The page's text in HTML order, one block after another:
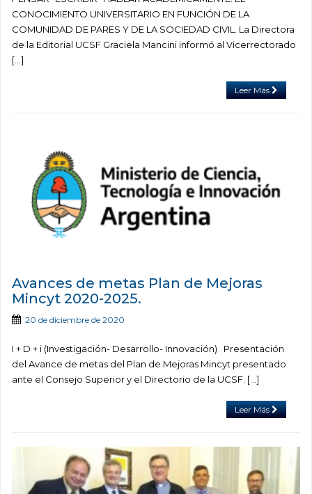
CONOCIMIENTO UNIVERSITARIO EN FUNCIÓN DE LA
COMUNIDAD DE PARES Y DE LA SOCIEDAD CIVIL. La Directora
de la Editorial UCSF Graciela Mancini informó al Vicerrectorado
[…]
Leer Más
Avances de metas Plan de Mejoras
Mincyt 2020-2025.
20 de diciembre de 2020
I + D + i (Investigación- Desarrollo- Innovación) Presentación
del Avance de metas del Plan de Mejoras Mincyt presentado
ante el Consejo Superior y el Directorio de la UCSF. […]
Leer Más